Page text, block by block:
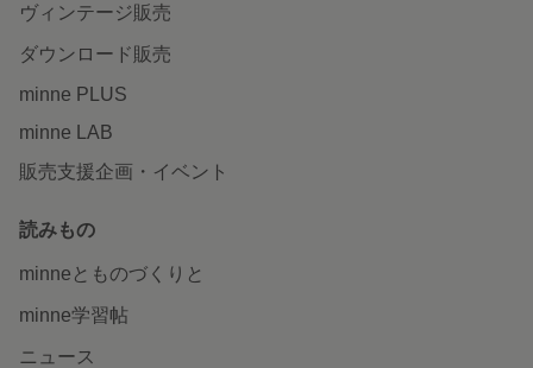
ヴィンテージ販売
ダウンロード販売
minne PLUS
minne LAB
販売支援企画・イベント
読みもの
minneとものづくりと
minne学習帖
ニュース